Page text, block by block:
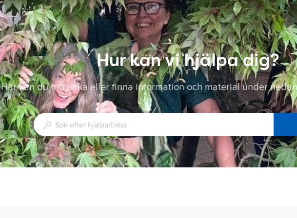
Hur kan vi hjälpa dig?
Här kan du fritt söka eller finna information och material under